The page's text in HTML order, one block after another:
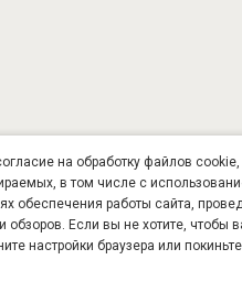
на обработку файлов cookie,
в том числе с
обеспечения работы сайта,
обзоров. Если вы не хотите, чтобы
настройки браузера или